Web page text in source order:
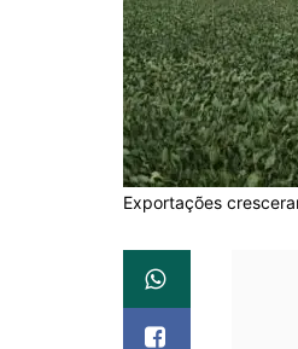
Exportações